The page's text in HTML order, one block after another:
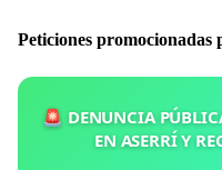
Peticiones promocionadas
🚨 DENUNCIA
EN ASERRÍ Y